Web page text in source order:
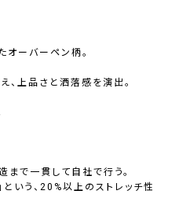
オーバーペン柄。
、上品さと洒落感を演出。
で一貫して自社で行う。
いう、20%以上のストレッチ性